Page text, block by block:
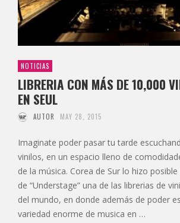
NOTICIAS
LIBRERIA CON MÁS DE 10,000
EN SEUL
AUTOR MAY 28, 2015
Imaginate poder pasar tu tarde
vinilos, en un espacio lleno de
de la música. Corea de Sur lo hizo
de “Understage” una de las librerias de
del mundo, en donde además de poder
variedad enorme de musica en …